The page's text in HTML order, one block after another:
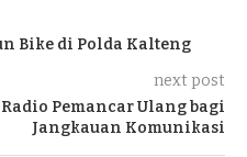
Bike di Polda Kalteng
next post
Pemancar Ulang bagi
Jangkauan Komunikasi